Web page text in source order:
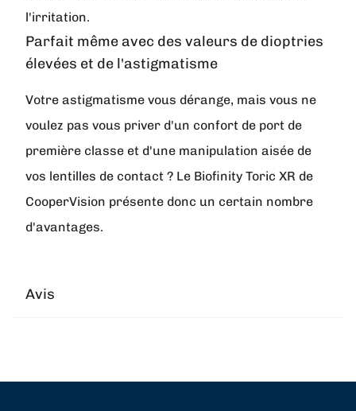
l'irritation.
Parfait même avec des valeurs de dioptries
élevées et de l'astigmatisme
Votre astigmatisme vous dérange, mais vous ne
voulez pas vous priver d'un confort de port de
première classe et d'une manipulation aisée de
vos lentilles de contact ? Le Biofinity Toric XR de
CooperVision présente donc un certain nombre
d'avantages.
Avis